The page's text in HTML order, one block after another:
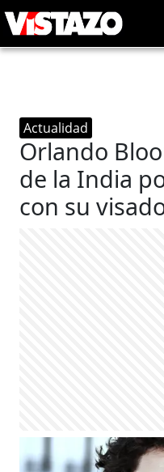
Actualidad
Orlando
de la India
con su